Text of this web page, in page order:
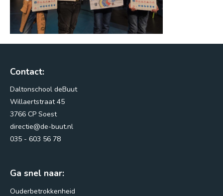
035 - 603 56 78
Contact:
Daltonschool deBuut
Willaertstraat 45
3766 CP Soest
directie@de-buut.nl
035 - 603 56 78
Ga snel naar:
Ouderbetrokkenheid